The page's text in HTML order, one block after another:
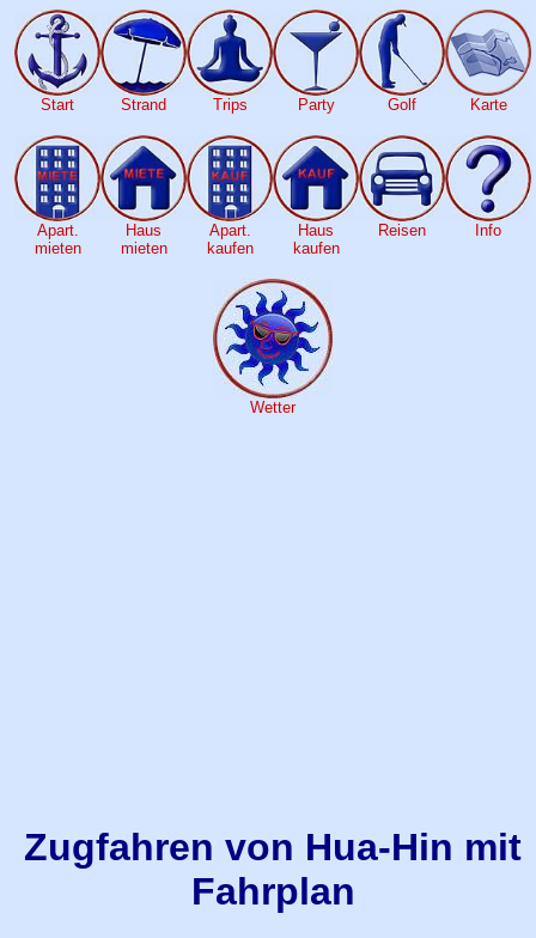
Start Strand Trips Party Golf Karte
Apart.
mieten
Haus
mieten
Apart.
kaufen
Haus
kaufen
Reisen Info
Wetter
Zugfahren von Hua-Hin mit
Fahrplan